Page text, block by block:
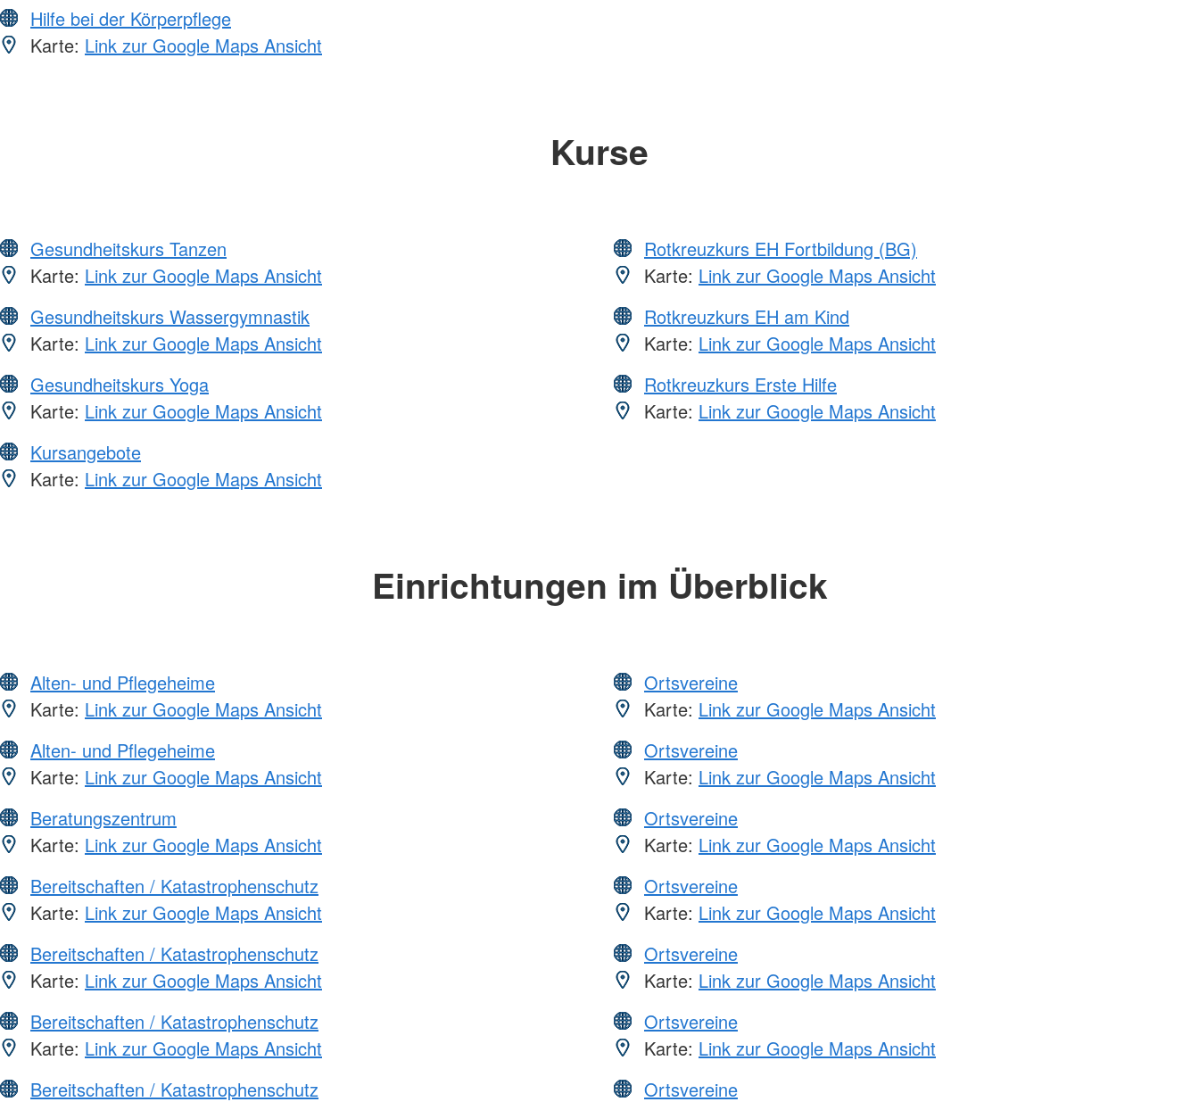
Hilfe bei der Körperpflege
Karte: Link zur Google Maps Ansicht
Kurse
Gesundheitskurs Tanzen
Karte: Link zur Google Maps Ansicht
Gesundheitskurs Wassergymnastik
Karte: Link zur Google Maps Ansicht
Gesundheitskurs Yoga
Karte: Link zur Google Maps Ansicht
Kursangebote
Karte: Link zur Google Maps Ansicht
Rotkreuzkurs EH Fortbildung (BG)
Karte: Link zur Google Maps Ansicht
Rotkreuzkurs EH am Kind
Karte: Link zur Google Maps Ansicht
Rotkreuzkurs Erste Hilfe
Karte: Link zur Google Maps Ansicht
Einrichtungen im Überblick
Alten- und Pflegeheime
Karte: Link zur Google Maps Ansicht
Alten- und Pflegeheime
Karte: Link zur Google Maps Ansicht
Beratungszentrum
Karte: Link zur Google Maps Ansicht
Bereitschaften / Katastrophenschutz
Karte: Link zur Google Maps Ansicht
Bereitschaften / Katastrophenschutz
Karte: Link zur Google Maps Ansicht
Bereitschaften / Katastrophenschutz
Karte: Link zur Google Maps Ansicht
Bereitschaften / Katastrophenschutz
Ortsvereine
Karte: Link zur Google Maps Ansicht
Ortsvereine
Karte: Link zur Google Maps Ansicht
Ortsvereine
Karte: Link zur Google Maps Ansicht
Ortsvereine
Karte: Link zur Google Maps Ansicht
Ortsvereine
Karte: Link zur Google Maps Ansicht
Ortsvereine
Karte: Link zur Google Maps Ansicht
Ortsvereine